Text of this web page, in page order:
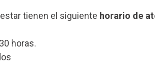
tienen el siguiente horario de
horas.